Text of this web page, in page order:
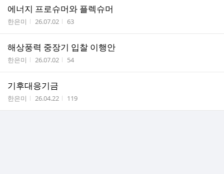
에너지 프로슈머와 플렉슈머
작성자
한은미 작성시간
26.07.02 조회수
63
해상풍력 중장기 입찰 이행안
작성자
한은미 작성시간
26.07.02 조회수
54
기후대응기금
작성자
한은미 작성시간
26.04.22 조회수
119